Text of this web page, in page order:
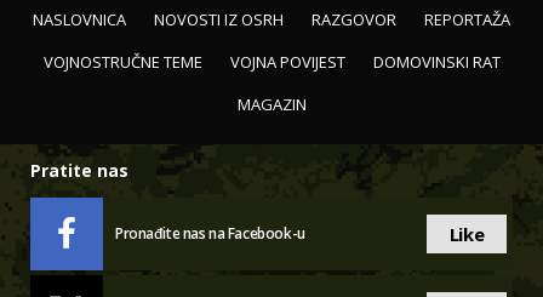
NASLOVNICA NOVOSTI IZ OSRH RAZGOVOR
REPORTAŽA
VOJNOSTRUČNE TEME
VOJNA POVIJEST
DOMOVINSKI RAT
MAGAZIN
Pratite nas
Pronađite nas na Facebook-u Like